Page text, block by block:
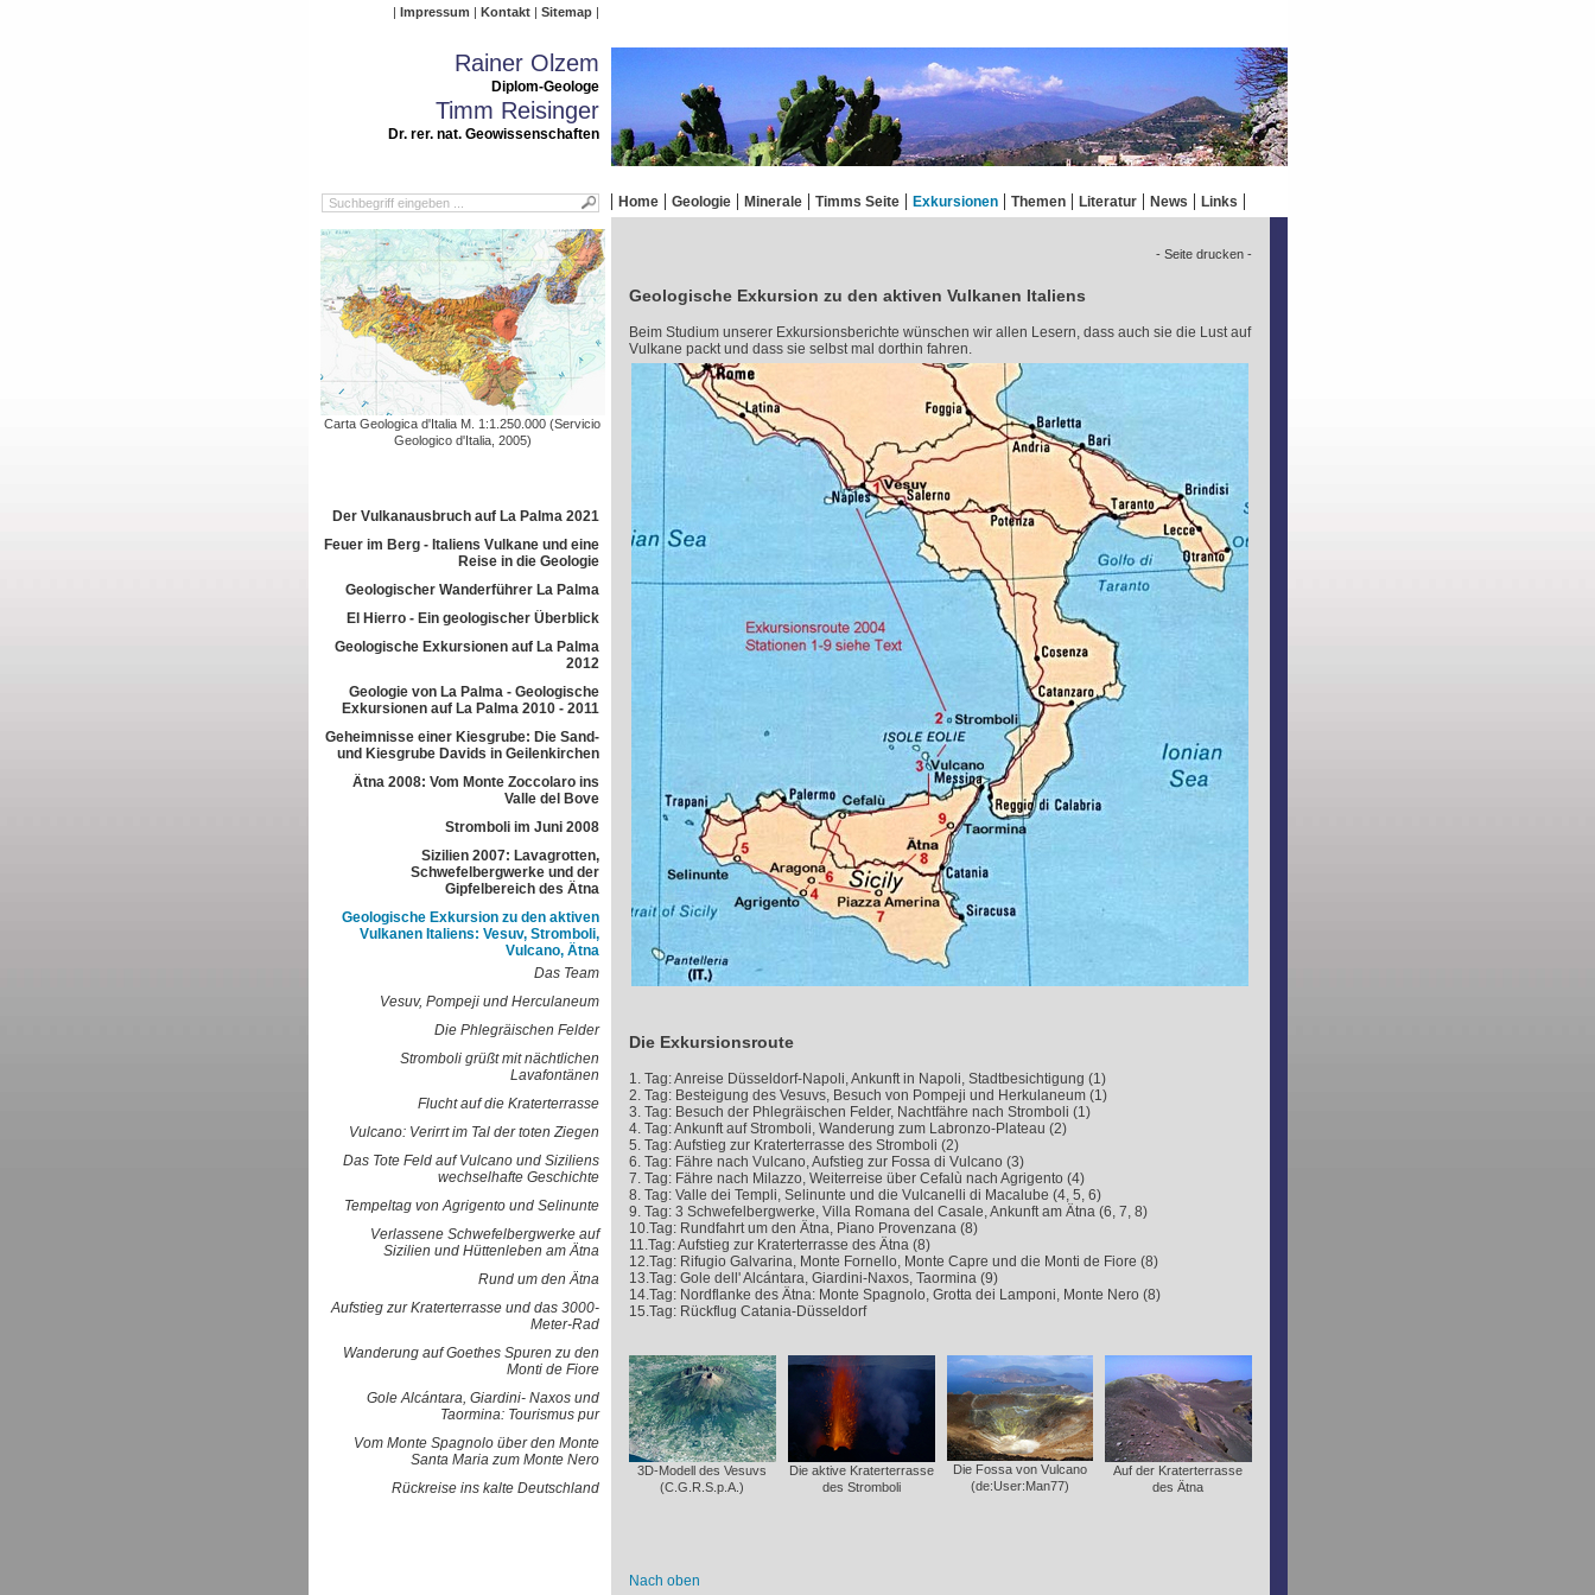
Impressum Kontakt Sitemap
Rainer Olzem
Diplom-Geologe
Timm Reisinger
Dr. rer. nat. Geowissenschaften
Home Geologie Minerale Timms Seite Exkursionen Themen Literatur News Links
Carta Geologica d'Italia M. 1:1.250.000 (Servicio
Geologico d'Italia, 2005)
Der Vulkanausbruch auf La Palma 2021
Feuer im Berg - Italiens Vulkane und eine
Reise in die Geologie
Geologischer Wanderführer La Palma
El Hierro - Ein geologischer Überblick
Geologische Exkursionen auf La Palma
2012
Geologie von La Palma - Geologische
Exkursionen auf La Palma 2010 - 2011
Geheimnisse einer Kiesgrube: Die Sand-
und Kiesgrube Davids in Geilenkirchen
Ätna 2008: Vom Monte Zoccolaro ins
Valle del Bove
Stromboli im Juni 2008
Sizilien 2007: Lavagrotten,
Schwefelbergwerke und der
Gipfelbereich des Ätna
Geologische Exkursion zu den aktiven
Vulkanen Italiens: Vesuv, Stromboli,
Vulcano, Ätna
Das Team
Vesuv, Pompeji und Herculaneum
Die Phlegräischen Felder
Stromboli grüßt mit nächtlichen
Lavafontänen
Flucht auf die Kraterterrasse
Vulcano: Verirrt im Tal der toten Ziegen
Das Tote Feld auf Vulcano und Siziliens
wechselhafte Geschichte
Tempeltag von Agrigento und Selinunte
Verlassene Schwefelbergwerke auf
Sizilien und Hüttenleben am Ätna
Rund um den Ätna
Aufstieg zur Kraterterrasse und das 3000-
Meter-Rad
Wanderung auf Goethes Spuren zu den
Monti de Fiore
Gole Alcántara, Giardini- Naxos und
Taormina: Tourismus pur
Vom Monte Spagnolo über den Monte
Santa Maria zum Monte Nero
Rückreise ins kalte Deutschland
- Seite drucken -
Geologische Exkursion zu den aktiven Vulkanen Italiens
Beim Studium unserer Exkursionsberichte wünschen wir allen Lesern, dass auch sie die Lust auf
Vulkane packt und dass sie selbst mal dorthin fahren.
Die Exkursionsroute
1. Tag: Anreise Düsseldorf-Napoli, Ankunft in Napoli, Stadtbesichtigung (1)
2. Tag: Besteigung des Vesuvs, Besuch von Pompeji und Herkulaneum (1)
3. Tag: Besuch der Phlegräischen Felder, Nachtfähre nach Stromboli (1)
4. Tag: Ankunft auf Stromboli, Wanderung zum Labronzo-Plateau (2)
5. Tag: Aufstieg zur Kraterterrasse des Stromboli (2)
6. Tag: Fähre nach Vulcano, Aufstieg zur Fossa di Vulcano (3)
7. Tag: Fähre nach Milazzo, Weiterreise über Cefalù nach Agrigento (4)
8. Tag: Valle dei Templi, Selinunte und die Vulcanelli di Macalube (4, 5, 6)
9. Tag: 3 Schwefelbergwerke, Villa Romana del Casale, Ankunft am Ätna (6, 7, 8)
10.Tag: Rundfahrt um den Ätna, Piano Provenzana (8)
11.Tag: Aufstieg zur Kraterterrasse des Ätna (8)
12.Tag: Rifugio Galvarina, Monte Fornello, Monte Capre und die Monti de Fiore (8)
13.Tag: Gole dell' Alcántara, Giardini-Naxos, Taormina (9)
14.Tag: Nordflanke des Ätna: Monte Spagnolo, Grotta dei Lamponi, Monte Nero (8)
15.Tag: Rückflug Catania-Düsseldorf
3D-Modell des Vesuvs
(C.G.R.S.p.A.)
Die aktive Kraterterrasse
des Stromboli
Die Fossa von Vulcano
(de:User:Man77)
Auf der Kraterterrasse
des Ätna
Nach oben